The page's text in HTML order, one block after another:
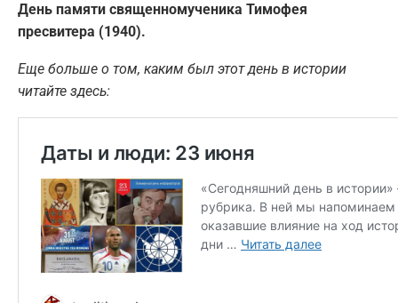
День памяти священномученика Тимофея
пресвитера (1940).
Еще больше о том, каким был этот день в истории
читайте здесь: